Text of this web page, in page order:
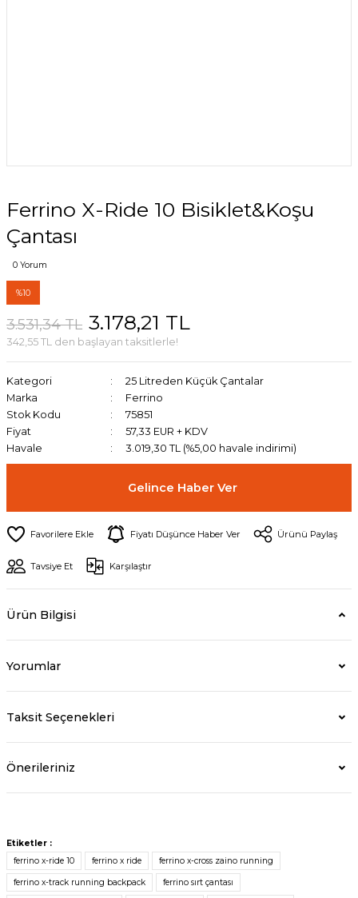
Ferrino X-Ride 10 Bisiklet&Koşu
Çantası
0 Yorum
%10
3.531,34 TL 3.178,21 TL
342,55 TL den başlayan taksitlerle!
Kategori
25 Litreden Küçük Çantalar
Marka
Ferrino
Stok Kodu
75851
Fiyat
57,33 EUR + KDV
Havale
3.019,30 TL (%5,00 havale indirimi)
Gelince Haber Ver
Fiyatı Düşünce Haber Ver Ürünü Paylaş
Tavsiye Et Karşılaştır
Ürün Bilgisi
Yorumlar
Taksit Seçenekleri
Önerileriniz
Etiketler :
ferrino x-ride 10
ferrino x ride ferrino x-cross zaino running
ferrino x-track running backpack ferrino sırt çantası